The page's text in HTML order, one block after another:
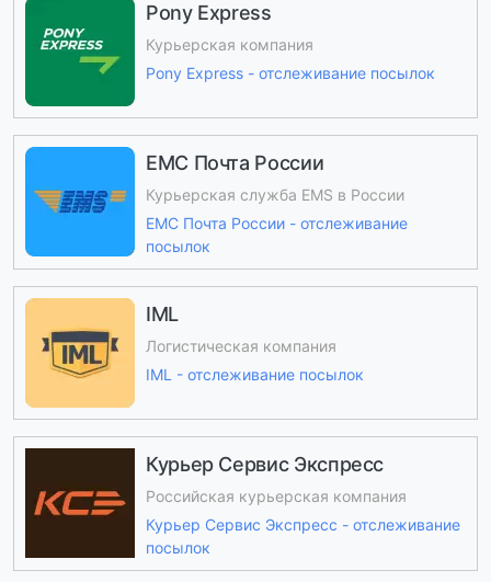
Pony Express
Курьерская компания
Pony Express - отслеживание посылок
ЕМС Почта России
Курьерская служба EMS в России
ЕМС Почта России - отслеживание
посылок
IML
Логистическая компания
IML - отслеживание посылок
Курьер Сервис Экспресс
Российская курьерская компания
Курьер Сервис Экспресс - отслеживание
посылок